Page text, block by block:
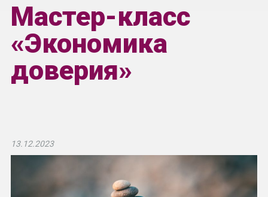
Мастер-класс
«Экономика
доверия»
13.12.2023